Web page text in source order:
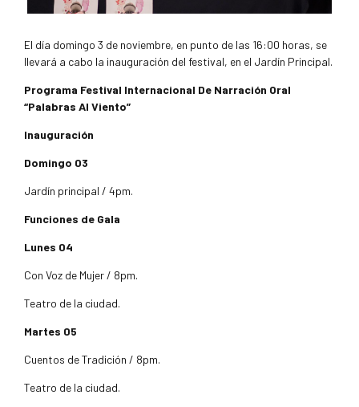
El día domingo 3 de noviembre, en punto de las 16:00 horas, se
llevará a cabo la inauguración del festival, en el Jardín Principal.
Programa Festival Internacional De Narración Oral
“Palabras Al Viento”
Inauguración
Domingo 03
Jardín principal / 4pm.
Funciones de Gala
Lunes 04
Con Voz de Mujer / 8pm.
Teatro de la ciudad.
Martes 05
Cuentos de Tradición / 8pm.
Teatro de la ciudad.